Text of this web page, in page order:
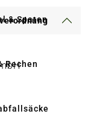
& Spaten
Rechen